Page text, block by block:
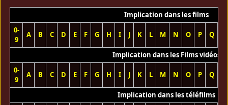
Implication dans les films
0-
9
A B C D E F G H I J K L M N O P Q
Implication dans les Films vidéos
0-
9
A B C D E F G H I J K L M N O P Q
Implication dans les téléfilms